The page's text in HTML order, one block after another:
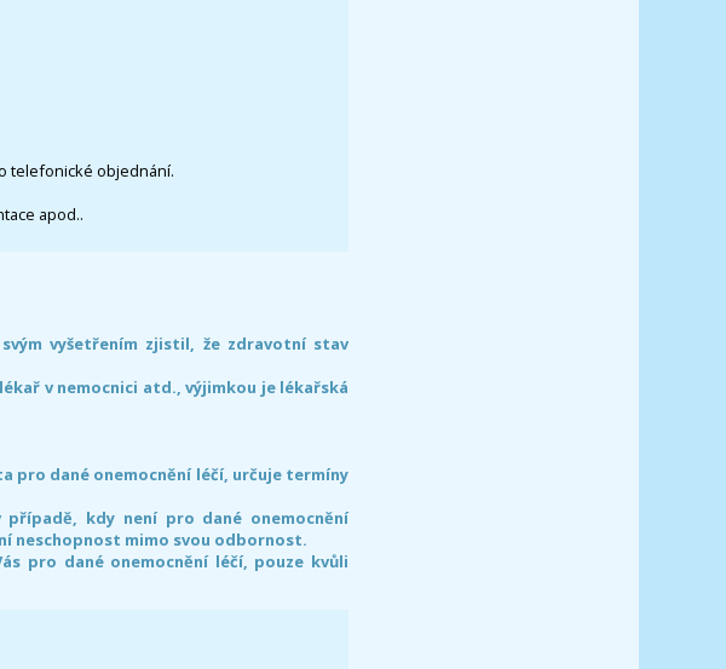
telefonické objednání.
apod..
vyšetřením zjistil, že zdravotní stav
v nemocnici atd., výjimkou je lékařská
pro dané onemocnění léčí, určuje termíny
kdy není pro dané onemocnění
neschopnost mimo svou odbornost.
pro dané onemocnění léčí, pouze kvůli